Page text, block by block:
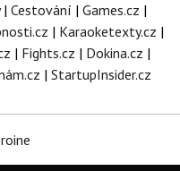
| Cestování | Games.cz |
| Karaoketexty.cz |
| Fights.cz | Dokina.cz |
| StartupInsider.cz